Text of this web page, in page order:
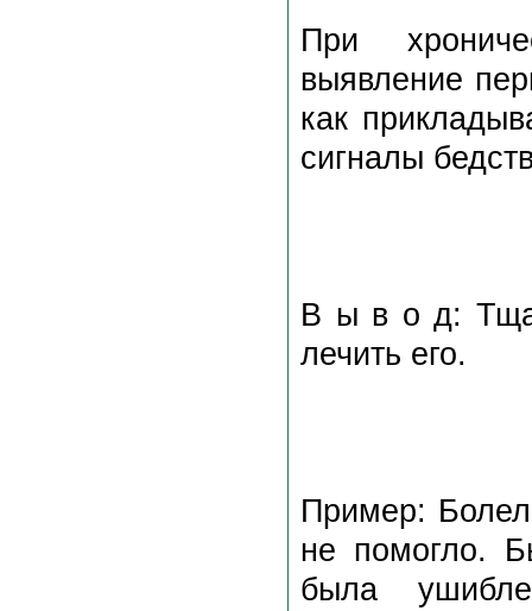
При
выявление
как
сигналы
В ы в о д:
лечить его.
Пример:
не помогло.
была